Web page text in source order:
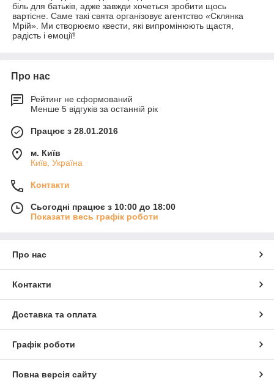
біль для батьків, адже завжди хочеться зробити щось
вартісне. Саме такі свята організовує агентство «Склянка
Мрій». Ми створюємо квести, які випромінюють щастя,
радість і емоції!
Про нас
Рейтинг не сформований
Менше 5 відгуків за останній рік
Працює з 28.01.2016
м. Київ
Київ, Україна
Контакти
Сьогодні працює з 10:00 до 18:00
Показати весь графік роботи
Про нас
Контакти
Доставка та оплата
Графік роботи
Повна версія сайту